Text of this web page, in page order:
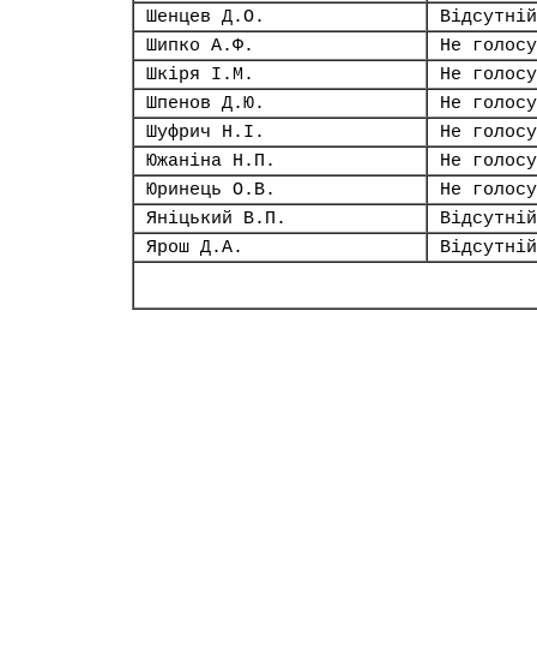
Шенцев Д.О.
Відсутній
Шипко А.Ф.
Не
Шкіря І.М.
Не
Шпенов Д.Ю.
Не
Шуфрич Н.І.
Не
Южаніна Н.П.
Не
Юринець О.В.
Не
Яніцький В.П.
Відсутній
Ярош Д.А.
Відсутній